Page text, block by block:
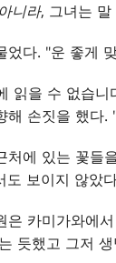
니라, 그녀는 말
었다. "운 좋게
읽을 수 없습
해 손짓을 했다
처에 있는 꽃들
도 보이지 않았
은 카미가와에
듯했고 그저